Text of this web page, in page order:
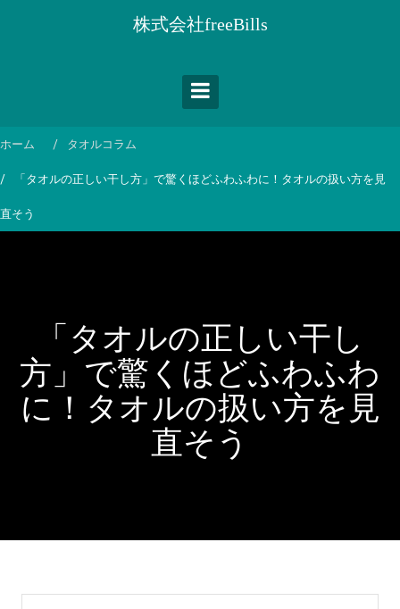
ス
ッ
プ
株式会社freeBills
ホーム タオルコラム
「タオルの正しい干し方」で驚くほどふわふわに！タオルの扱い方を見
直そう
「タオルの正しい干し
方」で驚くほどふわふわ
に！タオルの扱い方を見
直そう